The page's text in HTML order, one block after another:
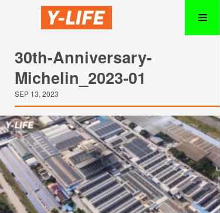
30th-Anniversary-
Michelin_2023-01
SEP 13, 2023